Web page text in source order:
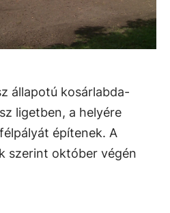
állapotú kosárlabda-
ligetben, a helyére
építenek. A
szerint október végén